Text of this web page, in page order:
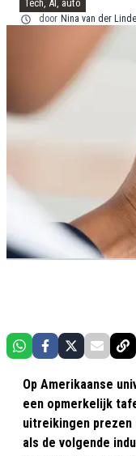
Tech, AI, auto
door Nina van der
Op Amerikaanse
een opmerkelijk
uitreikingen
als de volgende